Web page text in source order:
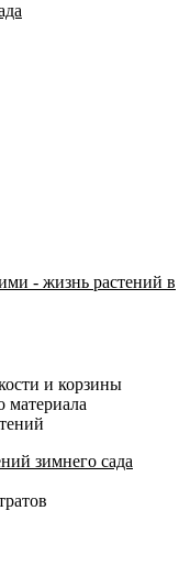
- жизнь растений в
и корзины
материала
зимнего сада